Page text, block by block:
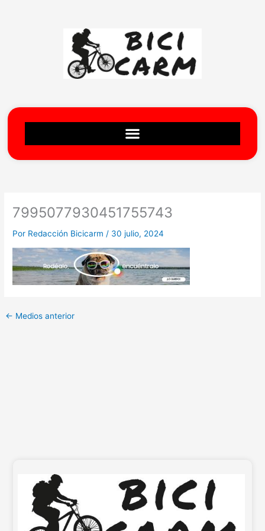
7995077930451755743
Por Redacción Bicicarm / 30 julio, 2024
← Medios anterior